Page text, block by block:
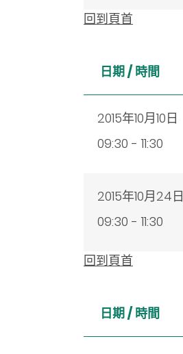
回到頁首
日期 / 時間
2015年10月10日
09:30 - 11:30
2015年10月24日
09:30 - 11:30
回到頁首
日期 / 時間